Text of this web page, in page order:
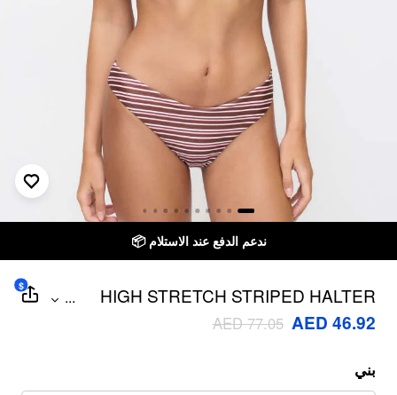
ندعم الدفع عند الاستلام 📦
HIGH STRETCH STRIPED HALTER
NECK CHEEKY BIKINI SET
...
AED 46.92
AED 77.05
$
بني